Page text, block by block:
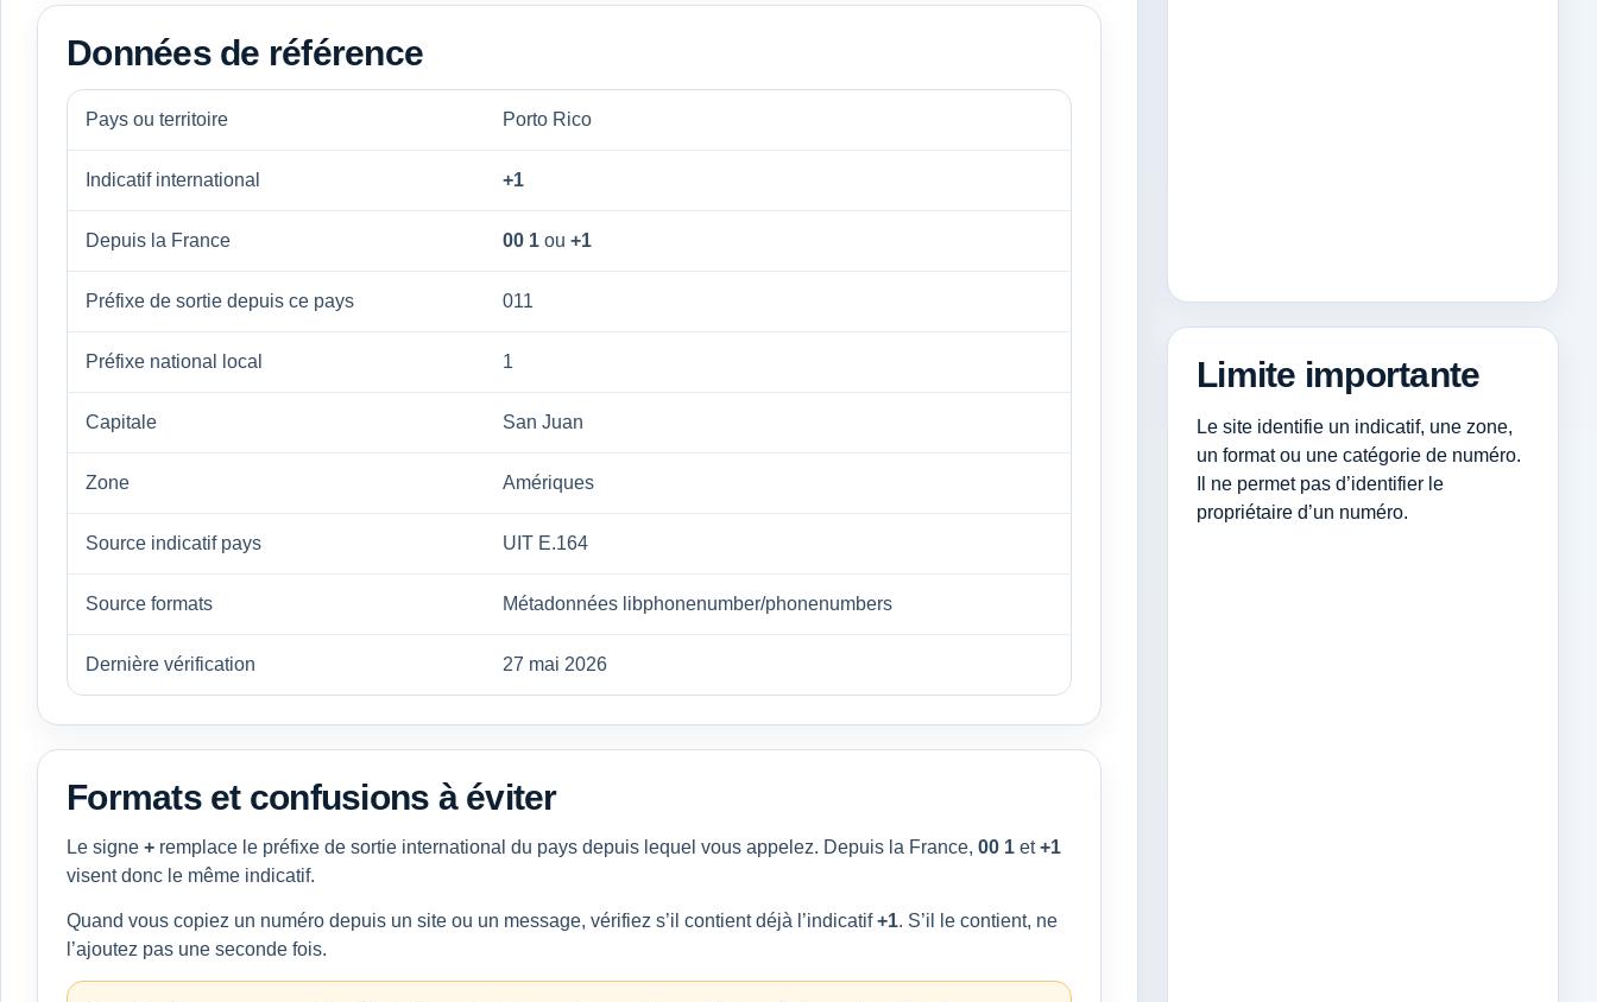
Données de référence
Pays ou territoire Porto Rico
Indicatif international +1
Depuis la France 00 1 ou +1
Préfixe de sortie depuis ce pays 011
Préfixe national local 1
Capitale San Juan
Zone Amériques
Source indicatif pays UIT E.164
Source formats Métadonnées libphonenumber/phonenumbers
Dernière vérification 27 mai 2026
Formats et confusions à éviter
Le signe + remplace le préfixe de sortie international du pays depuis lequel vous appelez. Depuis la France, 00 1 et+1
visent donc le même indicatif.
Quand vous copiez un numéro depuis un site ou un message, vérifiez s’il contient déjà l’indicatif+1. S’il le contient, ne
l’ajoutez pas une seconde fois.
Limite importante
Le site identifie un indicatif, une zone,
un format ou une catégorie de numéro.
Il ne permet pas d’identifier le
propriétaire d’un numéro.